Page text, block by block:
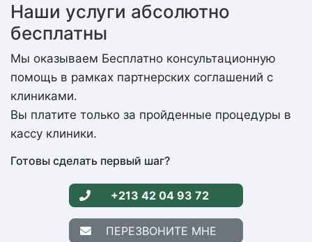
Наши услуги абсолютно
бесплатны
Мы оказываем Бесплатно консультационную
помощь в рамках партнерских соглашений с
клиниками.
Вы платите только за пройденные процедуры в
кассу клиники.
Готовы сделать первый шаг?
+213 42 04 93 72
ПЕРЕЗВОНИТЕ МНЕ